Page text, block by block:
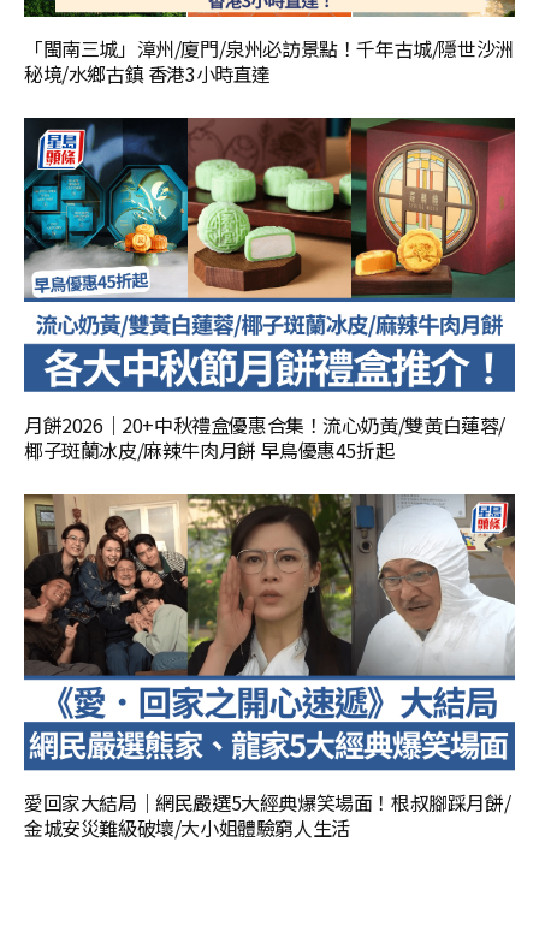
「閩南三城」漳州/廈門/泉州必訪景點！千年古城/隱世沙洲
秘境/水鄉古鎮 香港3小時直達
月餅2026｜20+中秋禮盒優惠合集！流心奶黃/雙黃白蓮蓉/
椰子斑蘭冰皮/麻辣牛肉月餅 早鳥優惠45折起
愛回家大結局｜網民嚴選5大經典爆笑場面！根叔腳踩月餅/
金城安災難級破壞/大小姐體驗窮人生活